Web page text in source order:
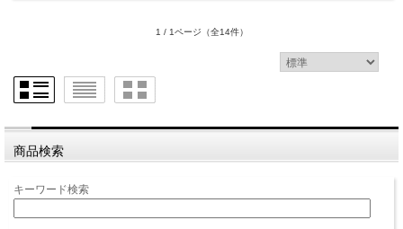
1 / 1ページ （全14件）
商品検索
キーワード検索